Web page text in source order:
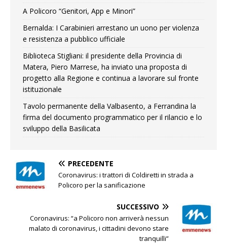
A Policoro “Genitori, App e Minori”
Bernalda: I Carabinieri arrestano un uono per violenza
e resistenza a pubblico ufficiale
Biblioteca Stigliani: il presidente della Provincia di
Matera, Piero Marrese, ha inviato una proposta di
progetto alla Regione e continua a lavorare sul fronte
istituzionale
Tavolo permanente della Valbasento, a Ferrandina la
firma del documento programmatico per il rilancio e lo
sviluppo della Basilicata
PRECEDENTE
Coronavirus: i trattori di Coldiretti in strada a
Policoro per la sanificazione
SUCCESSIVO
Coronavirus: “a Policoro non arriverà nessun
malato di coronavirus, i cittadini devono stare
tranquilli”